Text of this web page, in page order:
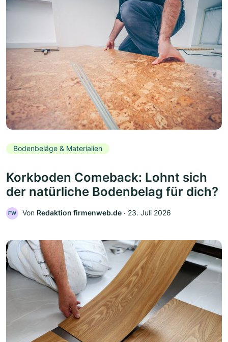
Bodenbeläge & Materialien
Korkboden Comeback: Lohnt sich
der natürliche Bodenbelag für dich?
FW Von Redaktion firmenweb.de ‧ 23. Juli 2026